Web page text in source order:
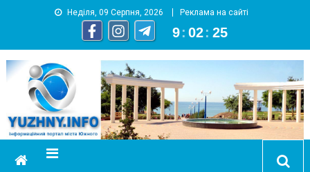
Неділя, 09 Серпня, 2026 Реклама на сайті
9 : 02 : 25
YUZHNY.INFO
информационный портал города Южный